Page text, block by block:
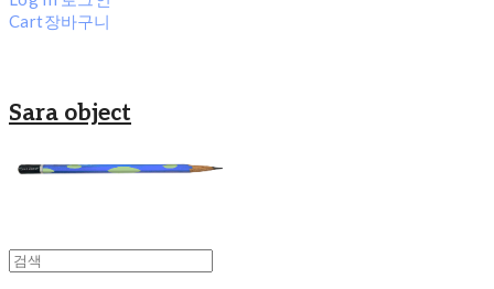
Cart장바구니
Sara object